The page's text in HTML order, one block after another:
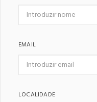
EMAIL
LOCALIDADE